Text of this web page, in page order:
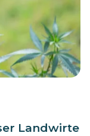
Landwirte